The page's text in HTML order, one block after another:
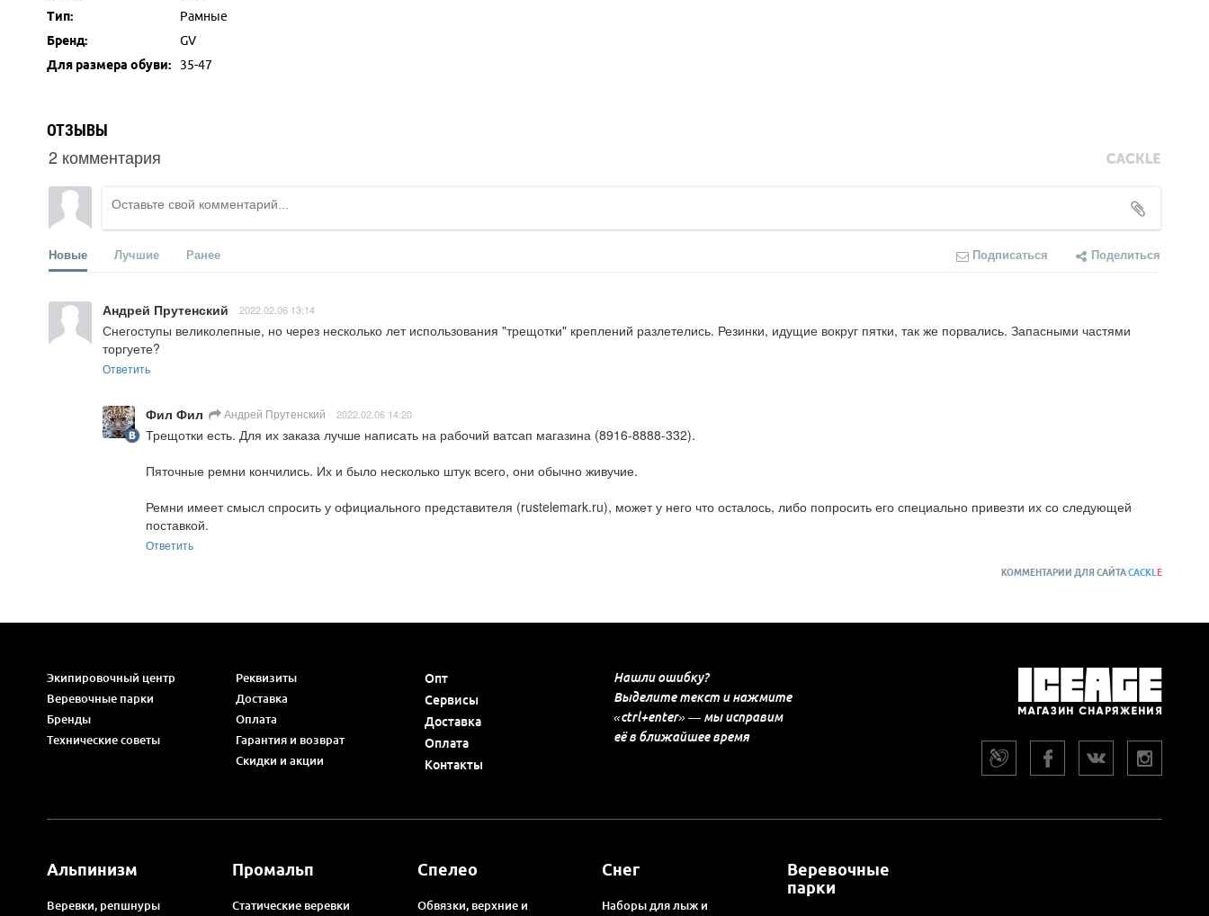
Тип:
Рамные
Бренд:
GV
Для размера обуви:
35-47
ОТЗЫВЫ
2 комментария
Новые Лучшие Ранее Подписаться Поделиться
Андрей Прутенский 2022.02.06 13:14
Снегоступы великолепные, но через несколько лет использования "трещотки" креплений разлетелись. Резинки, идущие вокруг пятки, так же порвались. Запасными частями
торгуете?
Ответить
Фил Фил Андрей Прутенский 2022.02.06 14:20
Трещотки есть. Для их заказа лучше написать на рабочий ватсап магазина (8916-8888-332).
Пяточные ремни кончились. Их и было несколько штук всего, они обычно живучие.
Ремни имеет смысл спросить у официального представителя (rustelemark.ru), может у него что осталось, либо попросить его специально привезти их со следующей
поставкой.
Ответить
КОММЕНТАРИИ ДЛЯ САЙТАCACKL E
Экипировочный центр
Веревочные парки
Бренды
Технические советы
Реквизиты
Доставка
Оплата
Гарантия и возврат
Скидки и акции
Опт
Сервисы
Доставка
Оплата
Контакты
Нашли ошибку?
Выделите текст и нажмите
«ctrl+enter» — мы исправим
её в ближайшее время
Альпинизм
Веревки, репшнуры
Промальп
Статические веревки
Спелео
Обвязки, верхние и
Снег
Наборы для лыж и
Веревочные
парки